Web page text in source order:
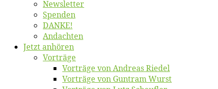
News­let­ter
Spen­den
DANKE!
An­dach­ten
Jetzt an­hö­ren
Vor­trä­ge
Vor­trä­ge von An­dre­as Riedel
Vor­trä­ge von Gun­tram Wurst